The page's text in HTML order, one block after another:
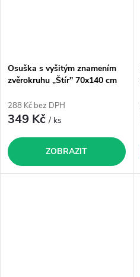
Osuška s vyšitým znamením
zvěrokruhu „Štír" 70x140 cm
288 Kč bez DPH
349 Kč/ ks
ZOBRAZIT